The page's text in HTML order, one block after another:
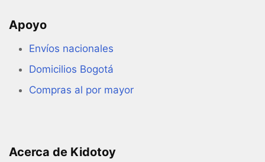
Apoyo
Envíos nacionales
Domicilios Bogotá
Compras al por mayor
Acerca de Kidotoy